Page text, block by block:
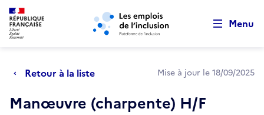
Aller au menu principal Aller au contenu principal
Menu
Retour à la liste Mise à jour le 18/09/2025
Manœuvre (charpente) H/F
Retour au début de la page
Panneau de gestion des cookies